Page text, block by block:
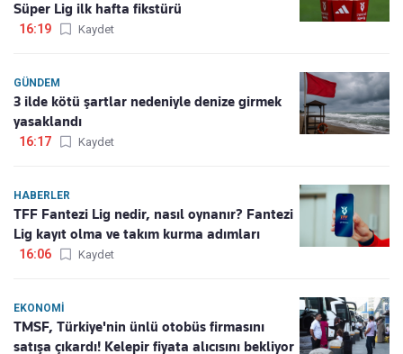
Süper Lig ilk hafta fikstürü
16:19 Kaydet
GÜNDEM
3 ilde kötü şartlar nedeniyle denize girmek
yasaklandı
16:17 Kaydet
HABERLER
TFF Fantezi Lig nedir, nasıl oynanır? Fantezi
Lig kayıt olma ve takım kurma adımları
16:06 Kaydet
EKONOMI
TMSF, Türkiye'nin ünlü otobüs firmasını
satışa çıkardı! Kelepir fiyata alıcısını bekliyor